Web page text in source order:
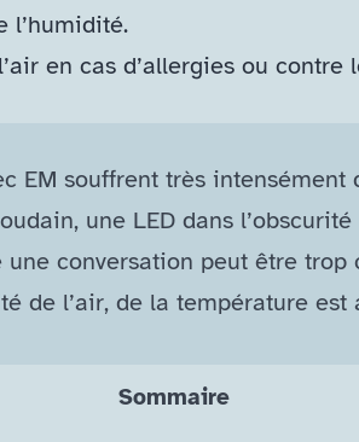
l’humidité.
en cas d’allergies ou contre
EM souffrent très intensément
une LED dans
une conversation peut être trop
de l’air, de la température est
Sommaire